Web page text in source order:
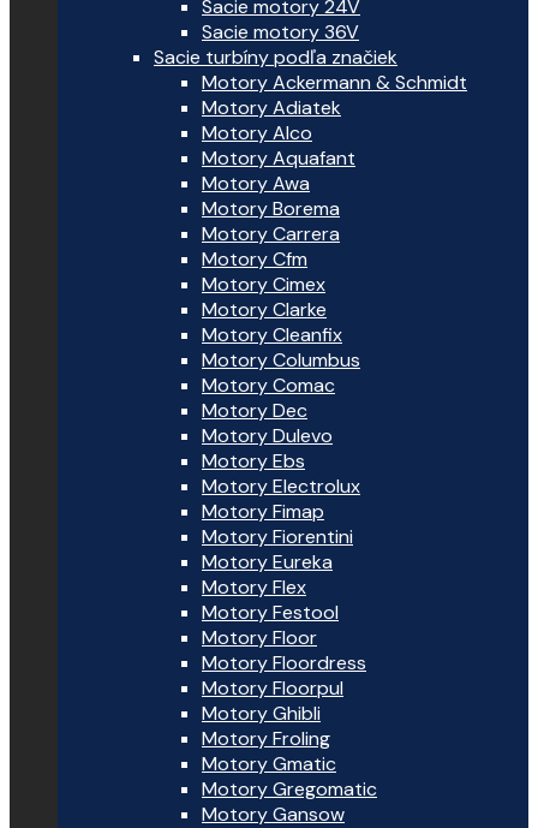
Sacie motory 24V
Sacie motory 36V
Sacie turbíny podľa značiek
Motory Ackermann & Schmidt
Motory Adiatek
Motory Alco
Motory Aquafant
Motory Awa
Motory Borema
Motory Carrera
Motory Cfm
Motory Cimex
Motory Clarke
Motory Cleanfix
Motory Columbus
Motory Comac
Motory Dec
Motory Dulevo
Motory Ebs
Motory Electrolux
Motory Fimap
Motory Fiorentini
Motory Eureka
Motory Flex
Motory Festool
Motory Floor
Motory Floordress
Motory Floorpul
Motory Ghibli
Motory Froling
Motory Gmatic
Motory Gregomatic
Motory Gansow